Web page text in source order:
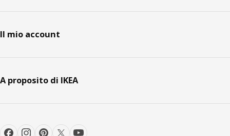
Il mio account
A proposito di IKEA